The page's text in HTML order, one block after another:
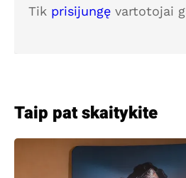
Tik prisijungę vartotojai
Taip pat skaitykite